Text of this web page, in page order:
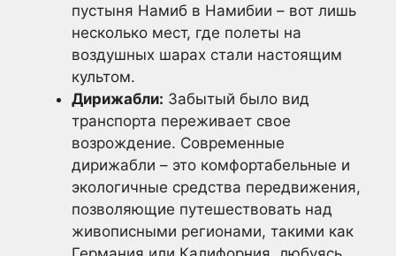
пустыня Намиб в Намибии – вот лишь
несколько мест, где полеты на
воздушных шарах стали настоящим
культом.
Дирижабли: Забытый было вид
транспорта переживает свое
возрождение. Современные
дирижабли – это комфортабельные и
экологичные средства передвижения,
позволяющие путешествовать над
живописными регионами, такими как